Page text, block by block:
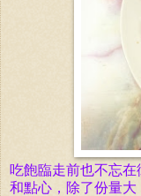
吃飽臨走前也不忘
和點心， 除了份量